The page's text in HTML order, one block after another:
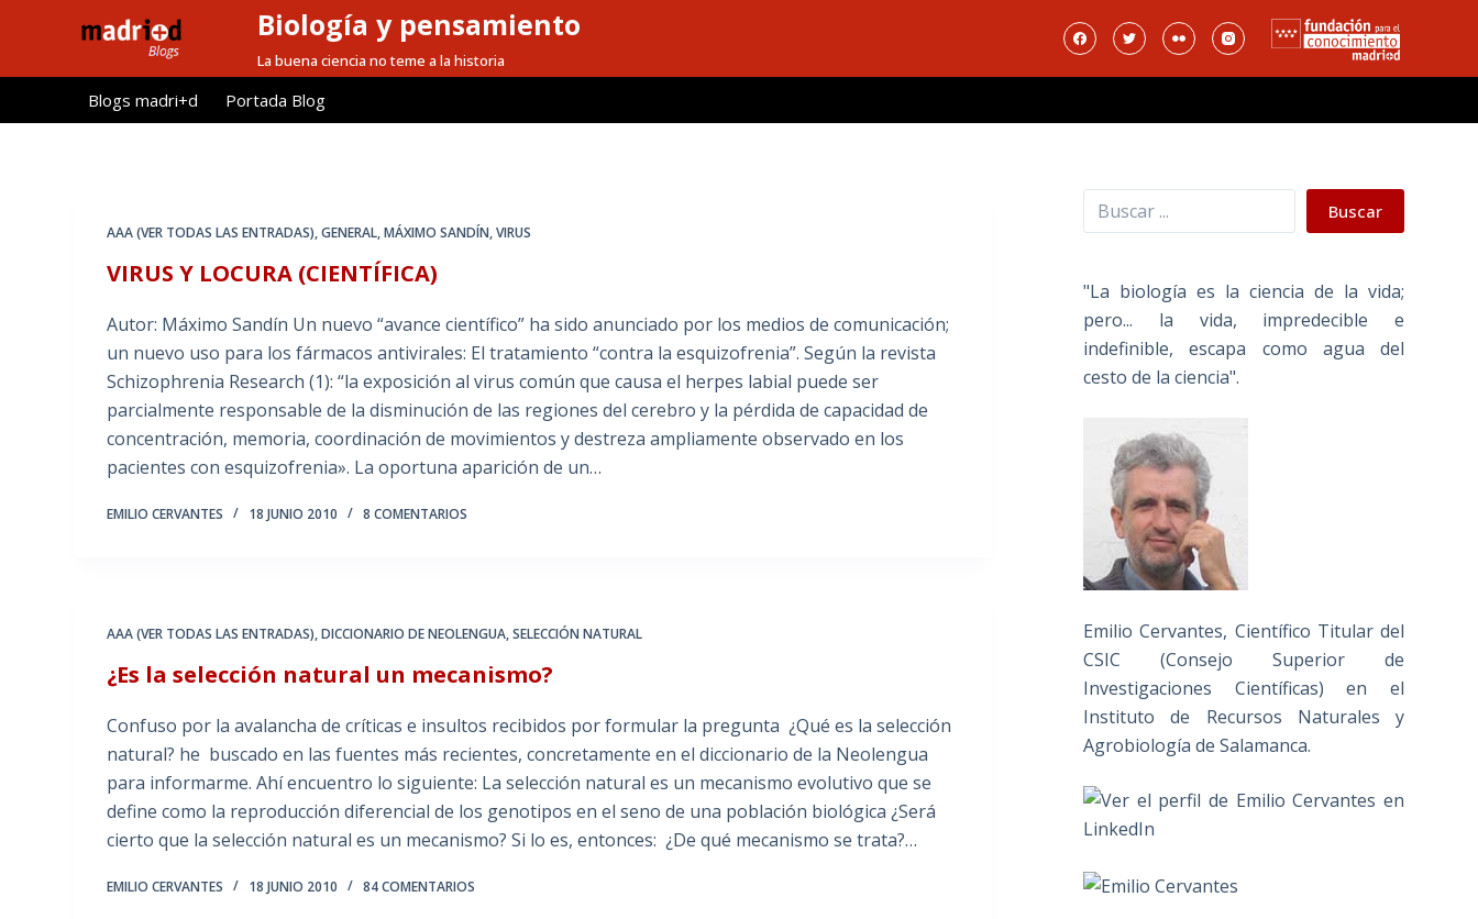
l
Biología y pensamiento
La buena ciencia no teme a la historia
Blogs madri+d Portada Blog
AAA (VER TODAS LAS ENTRADAS),GENERAL,MÁXIMO SANDÍN,VIRUS
VIRUS Y LOCURA (CIENTÍFICA)
Autor: Máximo Sandín Un nuevo “avance científico” ha sido anunciado por los medios de comunicación;
un nuevo uso para los fármacos antivirales: El tratamiento “contra la esquizofrenia”. Según la revista
Schizophrenia Research (1): “la exposición al virus común que causa el herpes labial puede ser
parcialmente responsable de la disminución de las regiones del cerebro y la pérdida de capacidad de
concentración, memoria, coordinación de movimientos y destreza ampliamente observado en los
pacientes con esquizofrenia». La oportuna aparición de un…
EMILIO CERVANTES 18 JUNIO 2010 8 COMENTARIOS
AAA (VER TODAS LAS ENTRADAS),DICCIONARIO DE NEOLENGUA,SELECCIÓN NATURAL
¿Es la selección natural un mecanismo?
Confuso por la avalancha de críticas e insultos recibidos por formular la pregunta ¿Qué es la selección
natural? he buscado en las fuentes más recientes, concretamente en el diccionario de la Neolengua
para informarme. Ahí encuentro lo siguiente: La selección natural es un mecanismo evolutivo que se
define como la reproducción diferencial de los genotipos en el seno de una población biológica ¿Será
cierto que la selección natural es un mecanismo? Si lo es, entonces: ¿De qué mecanismo se trata?…
EMILIO CERVANTES 18 JUNIO 2010 84 COMENTARIOS
Buscar Buscar
"La biología es la ciencia de la vida;
pero... la vida, impredecible e
indefinible, escapa como agua del
cesto de la ciencia".
Emilio Cervantes, Científico Titular del
CSIC (Consejo Superior de
Investigaciones Científicas) en el
Instituto de Recursos Naturales y
Agrobiología de Salamanca.